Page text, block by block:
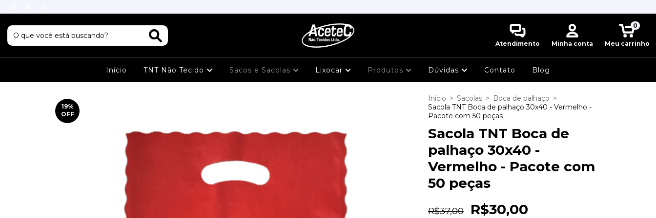
Atendimento Minha conta Meu carrinho
0
Início TNT Não Tecido Sacos e Sacolas Lixocar Produtos Dúvidas Contato Blog
19%
OFF
Início > Sacolas > Boca de palhaço >
Sacola TNT Boca de palhaço 30x40 - Vermelho -
Pacote com 50 peças
Sacola TNT Boca de
palhaço 30x40 -
Vermelho - Pacote com
50 peças
R$37,00 R$30,00